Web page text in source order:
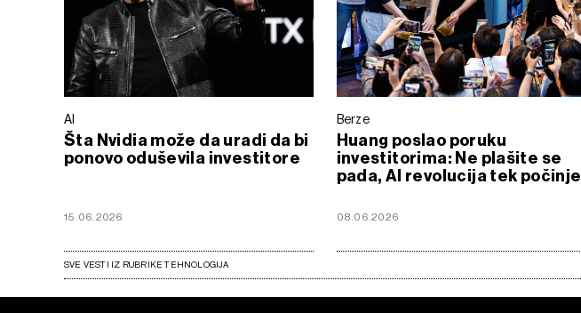
AI
Šta Nvidia može da uradi da bi
ponovo oduševila investitore
15.06.2026
Berze
Huang poslao poruku
investitorima: Ne plašite se
pada, AI revolucija tek počinje
08.06.2026
SVE VESTI IZ RUBRIKE TEHNOLOGIJA